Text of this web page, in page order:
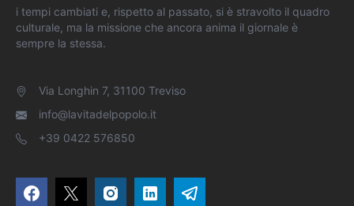
i tempi cambiati e, rispetto al passato, si è stravolto il quadro
culturale, ma la missione che ancora anima il giornale è
sempre la stessa.
Via Longhin 7, 31100 Treviso
info@lavitadelpopolo.it
+39 0422 576850